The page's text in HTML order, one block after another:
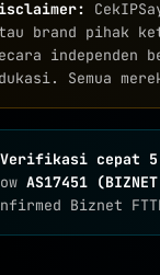
brand pihak
independen
Semua
Verifikasi cepat
AS17451 (BIZNET
Biznet